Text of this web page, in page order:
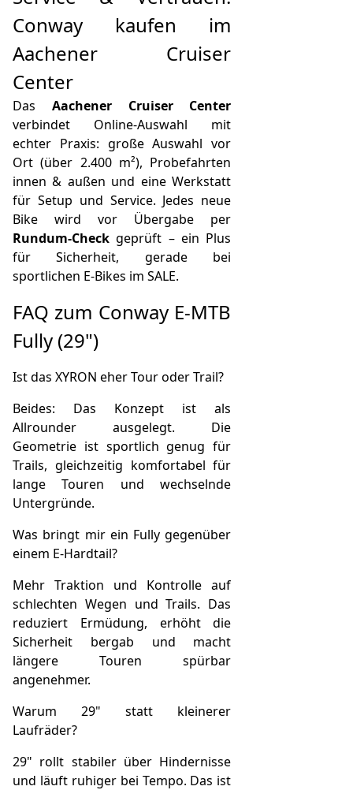
Conway kaufen im
Aachener Cruiser
Center
Das Aachener Cruiser Center
verbindet Online‑Auswahl mit
echter Praxis: große Auswahl vor
Ort (über 2.400 m²), Probefahrten
innen & außen und eine Werkstatt
für Setup und Service. Jedes neue
Bike wird vor Übergabe per
Rundum‑Check geprüft – ein Plus
für Sicherheit, gerade bei
sportlichen E‑Bikes im SALE.
FAQ zum Conway E‑MTB
Fully (29")
Ist das XYRON eher Tour oder Trail?
Beides: Das Konzept ist als
Allrounder ausgelegt. Die
Geometrie ist sportlich genug für
Trails, gleichzeitig komfortabel für
lange Touren und wechselnde
Untergründe.
Was bringt mir ein Fully gegenüber
einem E‑Hardtail?
Mehr Traktion und Kontrolle auf
schlechten Wegen und Trails. Das
reduziert Ermüdung, erhöht die
Sicherheit bergab und macht
längere Touren spürbar
angenehmer.
Warum 29" statt kleinerer
Laufräder?
29" rollt stabiler über Hindernisse
und läuft ruhiger bei Tempo. Das ist